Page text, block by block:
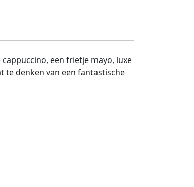
cappuccino, een frietje mayo, luxe
denken van een fantastische